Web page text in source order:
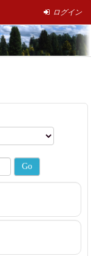
ログイン